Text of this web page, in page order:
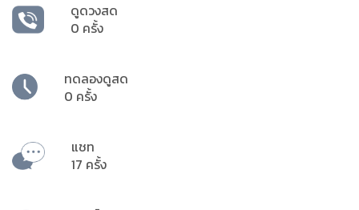
ดูดวงสด
0 ครั้ง
ทดลองดูสด
0 ครั้ง
แชท
17 ครั้ง